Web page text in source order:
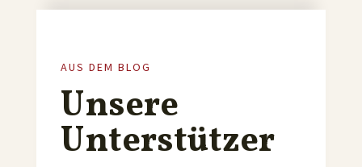
AUS DEM BLOG
Unsere
Unterstützer